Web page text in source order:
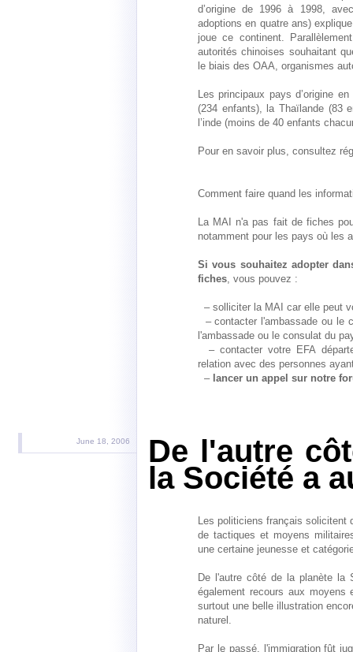
d’origine de 1996 à 1998,
adoptions en quatre ans)
joue ce continent.
autorités chinoises souhaitant
le biais des OAA, organismes
Les principaux pays d’origine
(234 enfants), la Thaïlande (83
l’inde (moins de 40 enfants
Pour en savoir plus, consultez
Comment faire quand les
La MAI n'a pas fait de fiches
notamment pour les pays où les
Si vous souhaitez adopter
fiches, vous pouvez :
– solliciter la MAI car elle peut
– contacter l'ambassade ou le
l'ambassade ou le consulat du
– contacter votre EFA
relation avec des personnes
– lancer un appel sur notre
June 18, 2006 De l'autre
la Société a
Les politiciens français solicitent
de tactiques et moyens
une certaine jeunesse et
De l'autre côté de la planète la
également recours aux
surtout une belle illustration
naturel.
Par le passé, l'immigration fût